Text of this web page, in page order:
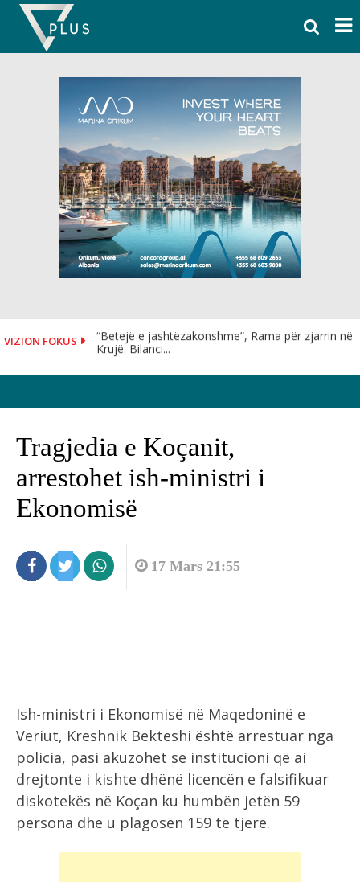
Skip
content
VIZION FOKUS
“Betejë e jashtëzakonshme”, Rama për zjarrin në
Krujë: Bilanci...
Tragjedia e Koçanit,
arrestohet ish-ministri i
Ekonomisë
17 Mars 21:55
Ish-ministri i Ekonomisë në Maqedoninë e
Veriut, Kreshnik Bekteshi është arrestuar nga
policia, pasi akuzohet se institucioni që ai
drejtonte i kishte dhënë licencën e falsifikuar
diskotekës në Koçan ku humbën jetën 59
persona dhe u plagosën 159 të tjerë.